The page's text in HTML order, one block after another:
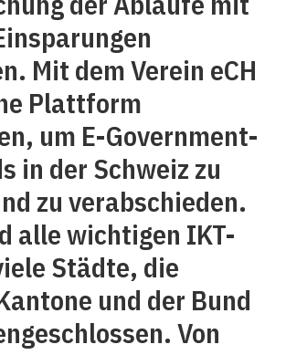
Mit dem Verein eCH
Plattform
um E-Government-
in der Schweiz zu
zu verabschieden.
alle wichtigen IKT-
Städte, die
und der Bund
Von